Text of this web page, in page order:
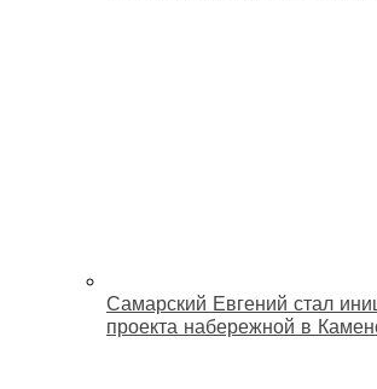
Самарский Евгений стал
проекта набережной в